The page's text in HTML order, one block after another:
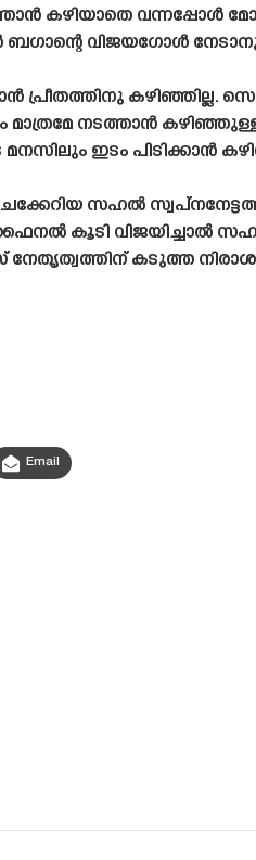
നടത്താൻ കഴിയാതെ
ബഗാന്റെ വിജയഗോൾ
കഴിഞ്ഞില്ല.
മാത്രമേ നടത്താൻ
ഇടം പിടിക്കാൻ
സഹൽ
കൂടി വിജയിച്ചാൽ
നേതൃത്വത്തിന് കടുത്ത
Email